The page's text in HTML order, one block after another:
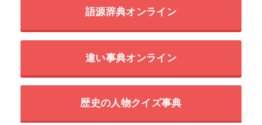
語源辞典オンライン
違い事典オンライン
歴史の人物クイズ事典